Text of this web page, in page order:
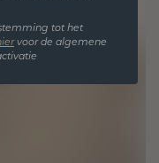
tot het
rvoor de algemene